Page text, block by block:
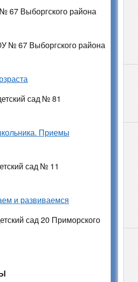
67 Выборгского района
№ 67 Выборгского района
сад № 81
Приемы
сад № 11
и развиваемся
сад 20 Приморского